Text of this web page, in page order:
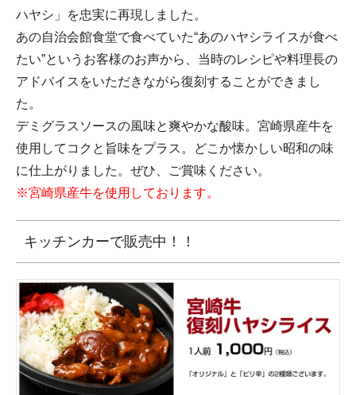
ハヤシ 」を忠実に再現しました。
あの自治会館食堂で食べていた“あのハヤシライスが食べ
たい”というお客様のお声から、当時のレシピや料理長の
アドバイスをいただきながら復刻することができまし
た。
デミグラスソースの風味と爽やかな酸味。宮崎県産牛を
使用してコクと旨味をプラス。どこか懐かしい昭和の味
に仕上がりました。ぜひ、ご賞味ください。
※宮崎県産牛を使用しております。
キッチンカーで販売中！！